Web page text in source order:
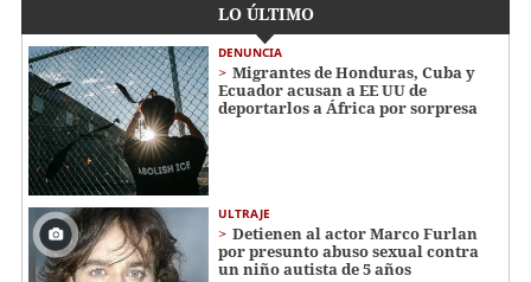
LO ÚLTIMO
DENUNCIA
Migrantes de Honduras, Cuba y
Ecuador acusan a EE UU de
deportarlos a África por sorpresa
ULTRAJE
Detienen al actor Marco Furlan
por presunto abuso sexual contra
un niño autista de 5 años